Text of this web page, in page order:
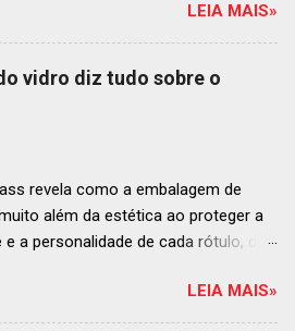
em Antígua, Guatemala
Origem, o brasileiro mais
na lista estendida O Latin
50 Best Restaurants anunciou hoje a
nas posições No.51 a No.100,em
da gastronomia de toda a região.
demonstra o empenho da
em reconhecer um espectro mais
a grande revelação da premiação do
LEIA MAIS»
vidro diz tudo sobre o
revela como a embalagem de
além da estética ao proteger a
e a personalidade de cada rótulo, do
brasileiro de vinhos permanece
e em franca ascensão. Enquanto o
LEIA MAIS»